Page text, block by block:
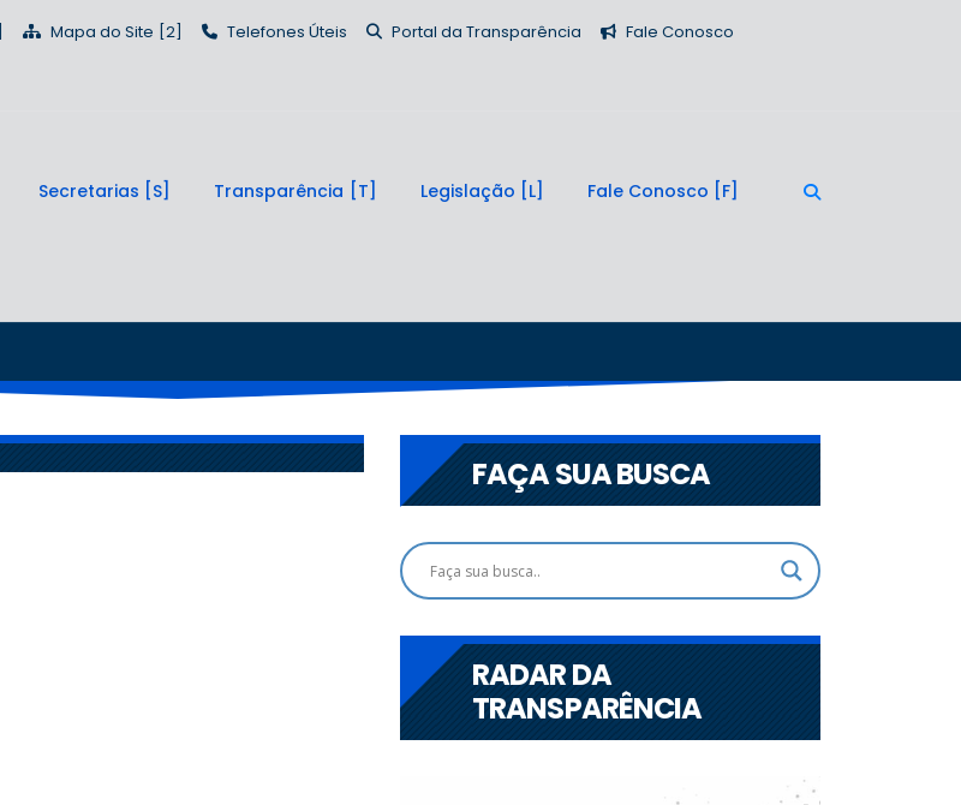
Mapa do Site Telefones Úteis Portal da Transparência Fale Conosco
Secretarias Transparência Legislação Fale Conosco
FAÇA SUA BUSCA
RADAR DA
TRANSPARÊNCIA